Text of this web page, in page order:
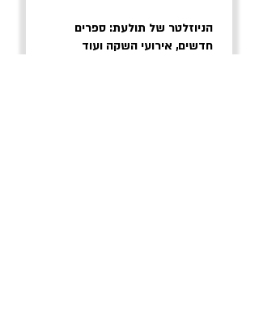
הניוזלטר של תולעת: ספרים
חדשים, אירועי השקה ועוד